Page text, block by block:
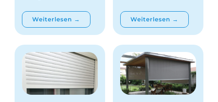
Weiterlesen → Weiterlesen →